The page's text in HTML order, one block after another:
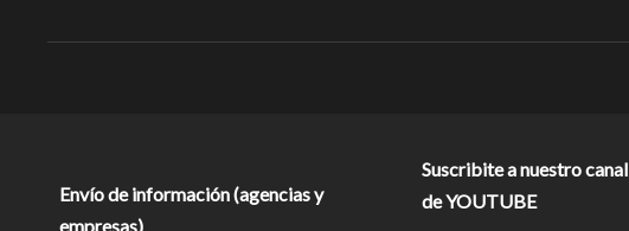
Envío de información (agencias y
empresas)
Suscribite a nuestro canal
de YOUTUBE